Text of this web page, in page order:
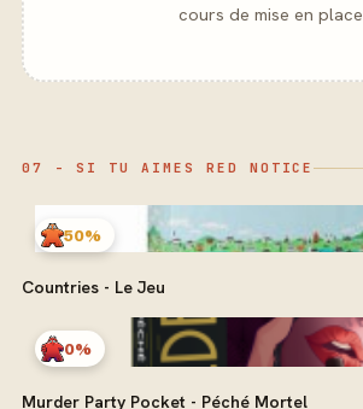
cours de mise en place.
07 - SI TU AIMES RED NOTICE
50%
Countries - Le Jeu
0%
Murder Party Pocket - Péché Mortel